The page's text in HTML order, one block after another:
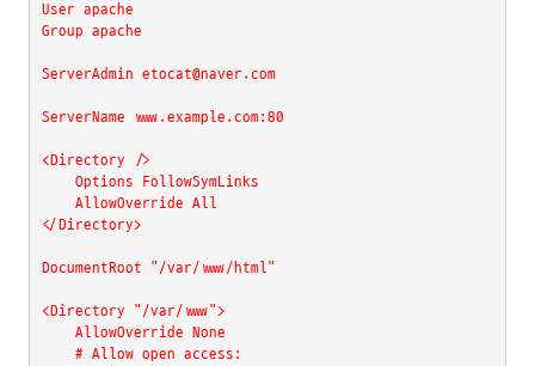
User apache
Group apache
ServerAdmin etocat@naver.com
ServerName www.example.com:80
<Directory />
    Options FollowSymLinks
    AllowOverride All
</Directory>
DocumentRoot "/var/www/html"
<Directory "/var/www">
    AllowOverride None
    # Allow open access: